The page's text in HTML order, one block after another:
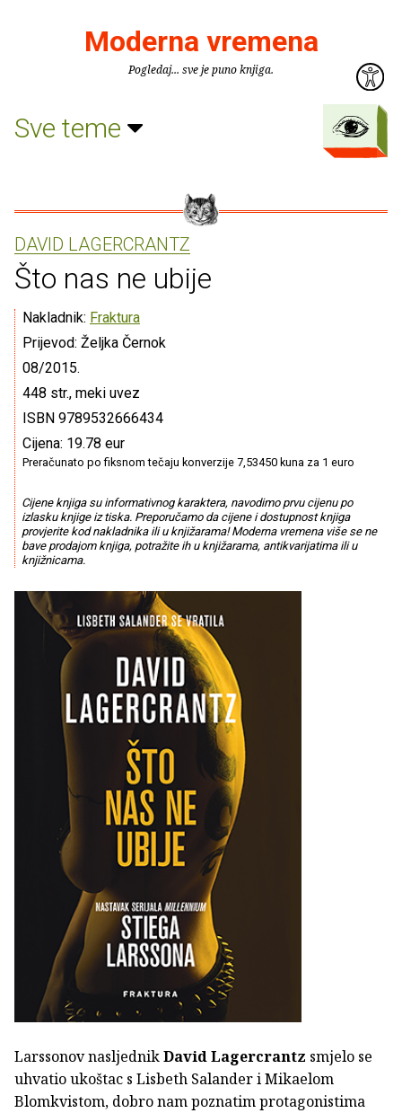
Moderna vremena
Pogledaj... sve je puno knjiga.
Sve teme
DAVID LAGERCRANTZ
Što nas ne ubije
Nakladnik: Fraktura
Prijevod: Željka Černok
08/2015.
448 str., meki uvez
ISBN 9789532666434
Cijena: 19.78 eur
Preračunato po fiksnom tečaju konverzije 7,53450 kuna za 1 euro
Cijene knjiga su informativnog karaktera, navodimo prvu cijenu po
izlasku knjige iz tiska. Preporučamo da cijene i dostupnost knjiga
provjerite kod nakladnika ili u knjižarama! Moderna vremena više se ne
bave prodajom knjiga, potražite ih u knjižarama, antikvarijatima ili u
knjižnicama.
Larssonov nasljednikDavid Lagercrantz smjelo se
uhvatio ukoštac s Lisbeth Salander i Mikaelom
Blomkvistom, dobro nam poznatim protagonistima